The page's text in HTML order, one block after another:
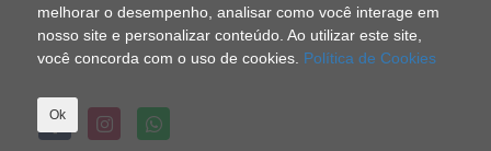
melhorar o desempenho, analisar como você interage em
nosso site e personalizar conteúdo. Ao utilizar este site,
você concorda com o uso de cookies. Política de Cookies
Ok